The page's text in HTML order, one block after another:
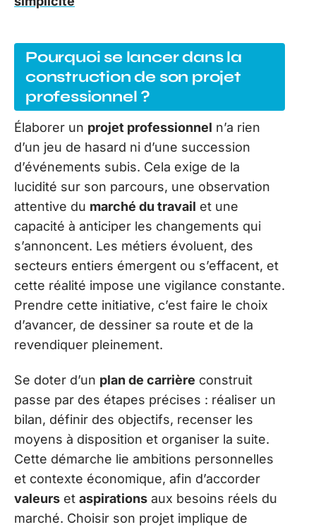
Pourquoi se lancer dans la
construction de son projet
professionnel ?
Élaborer un projet professionnel n’a rien
d’un jeu de hasard ni d’une succession
d’événements subis. Cela exige de la
lucidité sur son parcours, une observation
attentive du marché du travail et une
capacité à anticiper les changements qui
s’annoncent. Les métiers évoluent, des
secteurs entiers émergent ou s’effacent, et
cette réalité impose une vigilance constante.
Prendre cette initiative, c’est faire le choix
d’avancer, de dessiner sa route et de la
revendiquer pleinement.
Se doter d’un plan de carrière construit
passe par des étapes précises : réaliser un
bilan, définir des objectifs, recenser les
moyens à disposition et organiser la suite.
Cette démarche lie ambitions personnelles
et contexte économique, afin d’accorder
valeurs et aspirations aux besoins réels du
marché. Choisir son projet implique de